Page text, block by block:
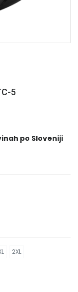
5
po Sloveniji
2XL